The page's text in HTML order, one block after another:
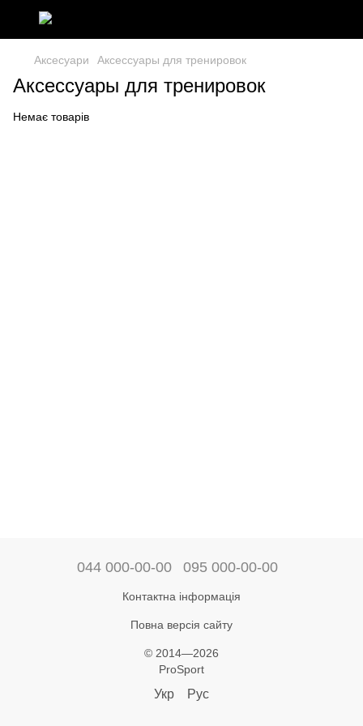
Аксесуари Аксессуары для тренировок
Аксессуары для тренировок
Немає товарів
044 000-00-00 095 000-00-00
Контактна інформація
Повна версія сайту
© 2014—2026
ProSport
Укр Рус